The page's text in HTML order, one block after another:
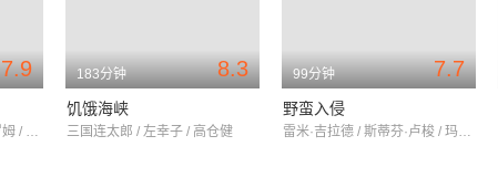
7.9
查尔·阿兹纳弗 / 玛丽亚·罗姆 / 阿道弗·切利
8.3
183分钟
饥饿海峡
三国连太郎 / 左幸子 / 高仓健
7.7
99分钟
野蛮入侵
雷米·吉拉德 / 斯蒂芬·卢梭 / 玛丽-乔西·克罗兹